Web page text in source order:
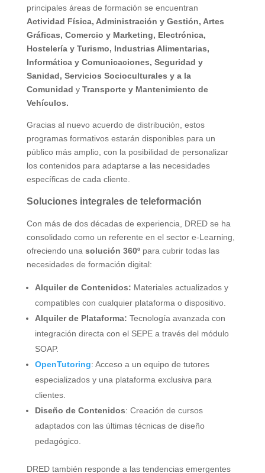
principales áreas de formación se encuentran
Actividad Física, Administración y Gestión, Artes
Gráficas, Comercio y Marketing, Electrónica,
Hostelería y Turismo, Industrias Alimentarias,
Informática y Comunicaciones, Seguridad y
Sanidad, Servicios Socioculturales y a la
Comunidad y Transporte y Mantenimiento de
Vehículos.
Gracias al nuevo acuerdo de distribución, estos
programas formativos estarán disponibles para un
público más amplio, con la posibilidad de personalizar
los contenidos para adaptarse a las necesidades
específicas de cada cliente.
Soluciones integrales de teleformación
Con más de dos décadas de experiencia, DRED se ha
consolidado como un referente en el sector e-Learning,
ofreciendo una solución 360º para cubrir todas las
necesidades de formación digital:
Alquiler de Contenidos: Materiales actualizados y
compatibles con cualquier plataforma o dispositivo.
Alquiler de Plataforma: Tecnología avanzada con
integración directa con el SEPE a través del módulo
SOAP.
OpenTutoring: Acceso a un equipo de tutores
especializados y una plataforma exclusiva para
clientes.
Diseño de Contenidos: Creación de cursos
adaptados con las últimas técnicas de diseño
pedagógico.
DRED también responde a las tendencias emergentes